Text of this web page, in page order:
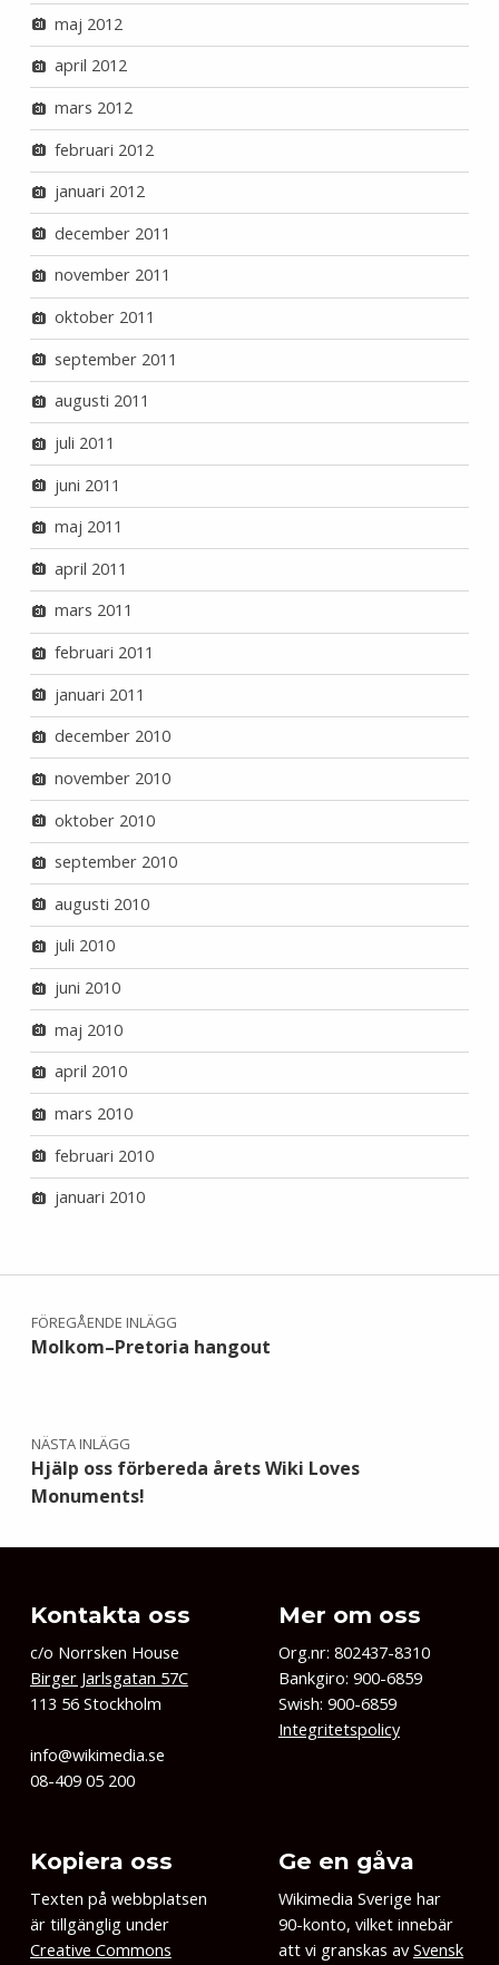
maj 2012
april 2012
mars 2012
februari 2012
januari 2012
december 2011
november 2011
oktober 2011
september 2011
augusti 2011
juli 2011
juni 2011
maj 2011
april 2011
mars 2011
februari 2011
januari 2011
december 2010
november 2010
oktober 2010
september 2010
augusti 2010
juli 2010
juni 2010
maj 2010
april 2010
mars 2010
februari 2010
januari 2010
Inläggsnavigering
FÖREGÅENDE INLÄGG
Molkom–Pretoria hangout
NÄSTA INLÄGG
Hjälp oss förbereda årets Wiki Loves
Monuments!
Kontakta oss
c/o Norrsken House
Birger Jarlsgatan 57C
113 56 Stockholm
info@wikimedia.se
08-409 05 200
Mer om oss
Org.nr: 802437-8310
Bankgiro: 900-6859
Swish: 900-6859
Integritetspolicy
Kopiera oss
Texten på webbplatsen
är tillgänglig under
Creative Commons
Ge en gåva
Wikimedia Sverige har
90-konto, vilket innebär
att vi granskas av Svensk